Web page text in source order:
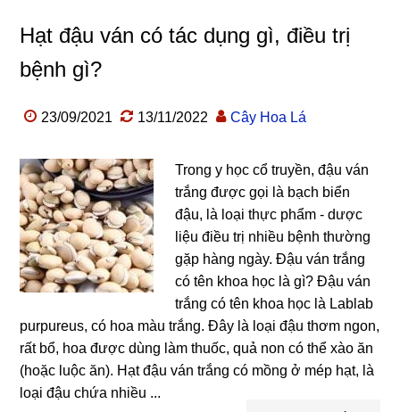
Hạt đậu ván có tác dụng gì, điều trị
bệnh gì?
23/09/2021 13/11/2022 Cây Hoa Lá
Trong y học cổ truyền, đậu ván
trắng được gọi là bạch biển
đậu, là loại thực phẩm - dược
liệu điều trị nhiều bệnh thường
gặp hàng ngày. Đậu ván trắng
có tên khoa học là gì? Đậu ván
trắng có tên khoa học là Lablab
purpureus, có hoa màu trắng. Đây là loại đậu thơm ngon,
rất bổ, hoa được dùng làm thuốc, quả non có thể xào ăn
(hoặc luộc ăn). Hạt đậu ván trắng có mồng ở mép hạt, là
loại đậu chứa nhiều ...